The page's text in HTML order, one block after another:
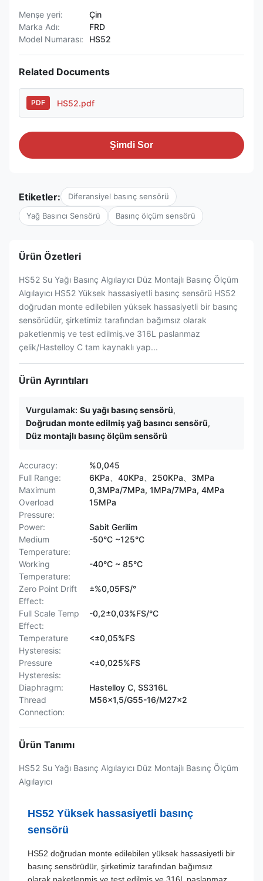
Menşe yeri:
Çin
Marka Adı:
FRD
Model Numarası:
HS52
Related Documents
PDF HS52.pdf
Şimdi Sor
Etiketler: Diferansiyel basınç sensörü
Yağ Basıncı Sensörü Basınç ölçüm sensörü
Ürün Özetleri
HS52 Su Yağı Basınç Algılayıcı Düz Montajlı Basınç Ölçüm
Algılayıcı HS52 Yüksek hassasiyetli basınç sensörü HS52
doğrudan monte edilebilen yüksek hassasiyetli bir basınç
sensörüdür, şirketimiz tarafından bağımsız olarak
paketlenmiş ve test edilmiş.ve 316L paslanmaz
çelik/Hastelloy C tam kaynaklı yap...
Ürün Ayrıntıları
Vurgulamak: Su yağı basınç sensörü,
Doğrudan monte edilmiş yağ basıncı sensörü,
Düz montajlı basınç ölçüm sensörü
Accuracy:
%0,045
Full Range:
6KPa、40KPa、250KPa、3MPa
Maximum
Overload
Pressure:
0,3MPa/7MPa, 1MPa/7MPa, 4MPa
15MPa
Power:
Sabit Gerilim
Medium
Temperature:
-50°C ~125°C
Working
Temperature:
-40°C ~ 85°C
Zero Point Drift
Effect:
±%0,05FS/°
Full Scale Temp
Effect:
-0,2±0,03%FS/°C
Temperature
Hysteresis:
<±0,05%FS
Pressure
Hysteresis:
<±0,025%FS
Diaphragm:
Hastelloy C, SS316L
Thread
Connection:
M56×1,5/G55-16/M27×2
Ürün Tanımı
HS52 Su Yağı Basınç Algılayıcı Düz Montajlı Basınç Ölçüm
Algılayıcı
HS52 Yüksek hassasiyetli basınç
sensörü
HS52 doğrudan monte edilebilen yüksek hassasiyetli bir
basınç sensörüdür, şirketimiz tarafından bağımsız